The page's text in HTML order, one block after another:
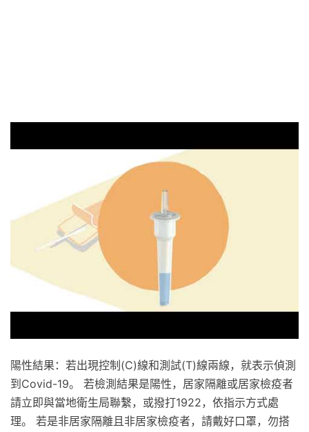
陽性結果：若出現控制(C)線和測試(T)線兩線，就表示偵測
到Covid-19。 若檢測結果是陽性，居家隔離或居家檢疫者
請立即與當地衛生局聯繫，或撥打1922，依指示方式處
理。 若是非居家隔離且非居家檢疫者，請戴好口罩，勿搭